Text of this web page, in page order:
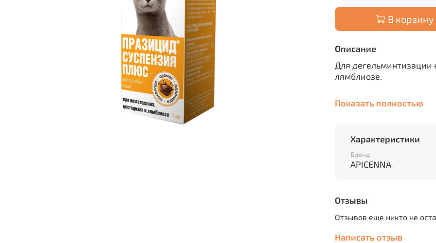
В корзину
Описание
Для дегельминтизации
лямблиозе.
Состав
пирантела памоат —
мг/мл,
нематодозах
анкилостомоз),
нематодо-цестодозных
Показать полностью
Характеристики
Бренд
APICENNA
Отзывы
Отзывов еще никто не
Написать отзыв